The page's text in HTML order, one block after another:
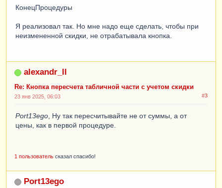
КонецПроцедуры
Я реализовал так. Но мне надо еще сделать, чтобы при
неизмененной скидки, не отрабатывала кнопка.
alexandr_ll
Re: Кнопка пересчета табличной части с учетом скидки
#3
23 янв 2025, 06:03
Port13ego , Ну так пересчитывайте не от суммы, а от
цены, как в первой процедуре.
1 пользователь сказал спасибо!
Port13ego